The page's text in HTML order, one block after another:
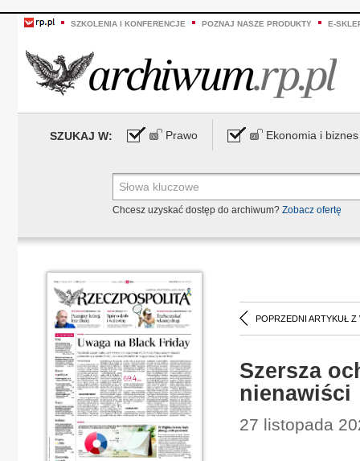
SZKOLENIA I KONFERENCJE POZNAJ NASZE PRODUKTY E-
SZUKAJ W: Prawo Ekonomia i biznes
Chcesz uzyskać dostęp do archiwum? Zobacz ofertę
POPRZEDNI ARTYKUŁ Z
Szersza
nienawiści
27 listopada